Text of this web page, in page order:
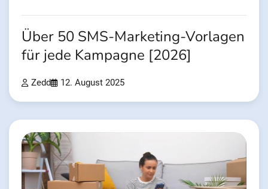
Über 50 SMS-Marketing-Vorlagen
für jede Kampagne [2026]
Zedd 12. August 2025